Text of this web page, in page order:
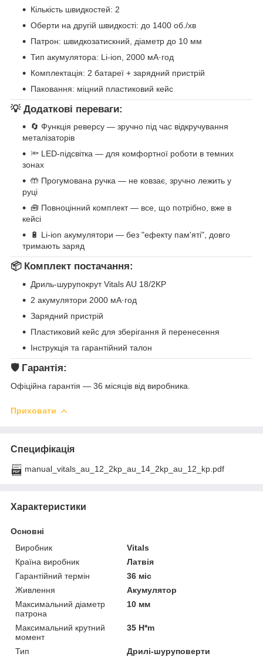
Кількість швидкостей: 2
Оберти на другій швидкості: до 1400 об./хв
Патрон: швидкозатискний, діаметр до 10 мм
Тип акумулятора: Li-ion, 2000 мА·год
Комплектація: 2 батареї + зарядний пристрій
Паковання: міцний пластиковий кейс
💡 Додаткові переваги:
🔄 Функція реверсу — зручно під час відкручування
металізаторів
🔦 LED-підсвітка — для комфортної роботи в темних
зонах
🤲 Прогумована ручка — не ковзає, зручно лежить у
руці
🧰 Повноцінний комплект — все, що потрібно, вже в
кейсі
🔋 Li-ion акумулятори — без "ефекту пам'яті", довго
тримають заряд
📦 Комплект постачання:
Дриль-шурупокрут Vitals AU 18/2KP
2 акумулятори 2000 мА·год
Зарядний пристрій
Пластиковий кейс для зберігання й перенесення
Інструкція та гарантійний талон
🛡 Гарантія:
Офіційна гарантія — 36 місяців від виробника.
Приховати
Специфікація
manual_vitals_au_12_2kp_au_14_2kp_au_12_kp.pdf
Характеристики
Основні
Виробник
Vitals
Країна виробник
Латвія
Гарантійний термін
36 міс
Живлення
Акумулятор
Максимальний діаметр
патрона
10 мм
Максимальний крутний
момент
35 H*m
Тип Дрилі-шуруповерти